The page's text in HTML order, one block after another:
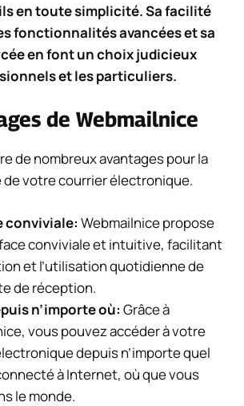
en toute simplicité. Sa facilité
fonctionnalités avancées et sa
en font un choix judicieux
et les particuliers.
de Webmailnice
de nombreux avantages pour la
votre courrier électronique.
conviviale: Webmailnice propose
conviviale et intuitive, facilitant
et l’utilisation quotidienne de
de réception.
n’importe où: Grâce à
vous pouvez accéder à votre
depuis n’importe quel
à Internet, où que vous
le monde.